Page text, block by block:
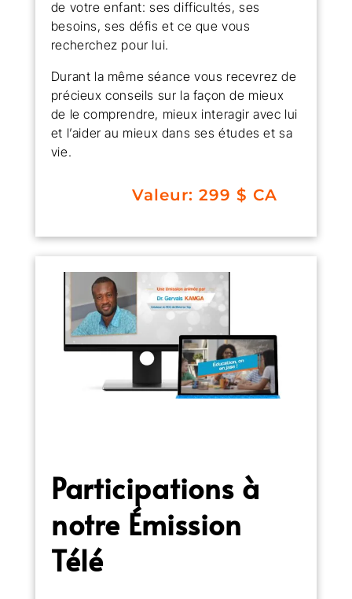
de votre enfant: ses difficultés, ses
besoins, ses défis et ce que vous
recherchez pour lui.
Durant la même séance vous recevrez de
précieux conseils sur la façon de mieux
de le comprendre, mieux interagir avec lui
et l’aider au mieux dans ses études et sa
vie.
Valeur: 299 $ CA
Participations à
notre Émission
Télé